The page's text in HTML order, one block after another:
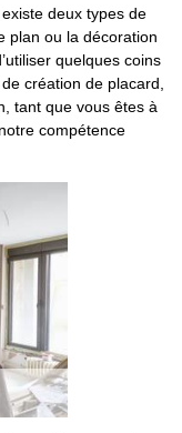
deux types de
plan ou la décoration
quelques coins
création de placard,
tant que vous êtes à
compétence